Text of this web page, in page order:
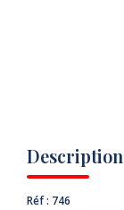
Description
Réf : 746